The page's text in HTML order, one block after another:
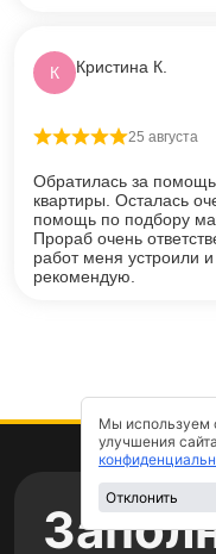
К Кристина К.
Оценка5из 5
25 августа
Обратилась за
квартиры. Осталась
помощь по подбору
Прораб очень
работ меня устроили
рекомендую.
Мы используем
улучшения
Отклонить